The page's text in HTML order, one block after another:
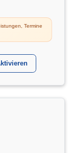
Termine